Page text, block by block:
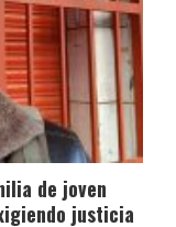
de joven
justicia